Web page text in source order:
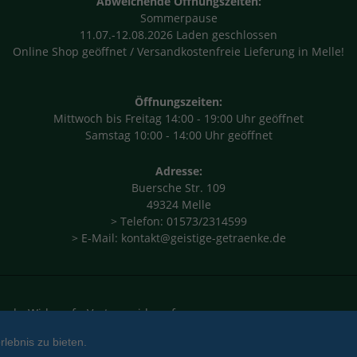
Sommerpause
11.07.-12.08.2026 Laden geschlossen
Online Shop geöffnet / Versandkostenfreie Lieferung in Melle!
Öffnungszeiten:
Mittwoch bis Freitag 14:00 - 19:00 Uhr geöffnet
Samstag 10:00 - 14:00 Uhr geöffnet
Adresse:
Buersche Str. 109
49324 Melle
> Telefon: 01573/2314599
> E-Mail: kontakt@geistige-getraenke.de
Widerruf
Vertrag widerrufen
zu bieten.